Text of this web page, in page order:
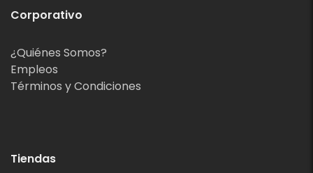
Corporativo
¿Quiénes Somos?
Empleos
Términos y Condiciones
Tiendas